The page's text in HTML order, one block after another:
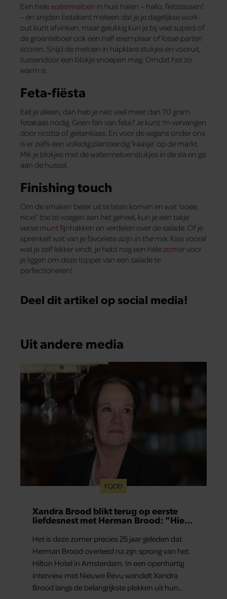
Een hele watermeloen in huis halen – hallo, fietstassen!
– én snijden betekent meteen dat je je dagelijkse work-
out kunt afvinken, maar gelukkig kun je bij veel supers of
de groenteboer ook een half exemplaar of losse parten
scoren. Snijd de meloen in hapklare stukjes en vooruit,
tussendoor een blokje snoepen mag. Omdat het zo
warm is.
Feta-fiësta
Eet je alleen, dan heb je niet veel meer dan 70 gram
fetakaas nodig. Geen fan van feta? Je kunt ‘m vervangen
door ricotta of geitenkaas. En voor de vegans onder ons
is er zelfs een volledig plantaardig ‘kaasje’ op de markt.
Mik je blokjes met de watermeloenstukjes in de sla en ga
aan de hussel.
Finishing touch
Om de smaken beter uit te laten komen en wat ‘ooee,
nice!’ toe te voegen aan het geheel, kun je een takje
verse muntfijnhakken en verdelen over de salade. Of je
sprenkelt wat van je favoriete azijn in the mix. Kies vooral
wat je zelf lekker vindt, je hebt nog een hele zomervoor
je liggen om deze topper van een salade te
perfectioneren!
Deel dit artikel op social media!
Uit andere media
FOOD
Xandra Brood blikt terug op eerste
liefdesnest met Herman Brood: “Hier
Het is deze zomer precies 25 jaar geleden dat
Herman Brood overleed na zijn sprong van het
Hilton Hotel in Amsterdam. In een openhartig
interview met Nieuwe Revu wandelt Xandra
Brood langs de belangrijkste plekken uit hun